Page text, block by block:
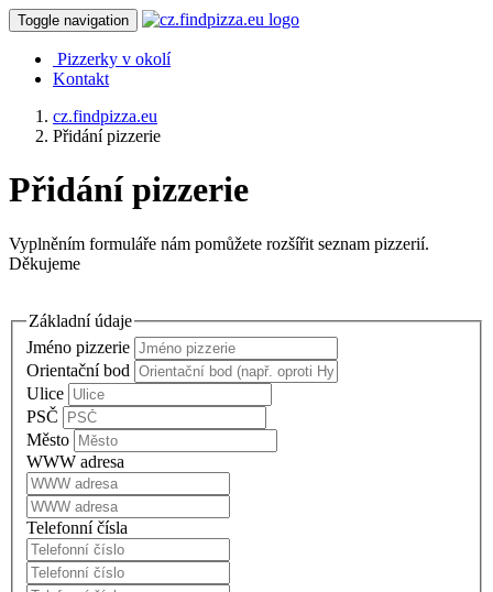
Toggle navigation
Pizzerky v okolí
Kontakt
cz.findpizza.eu
Přidání pizzerie
Přidání pizzerie
Vyplněním formuláře nám pomůžete rozšířit seznam pizzerií.
Děkujeme
Základní údaje
Jméno pizzerie
Orientační bod
Ulice
PSČ
Město
WWW adresa
Telefonní čísla